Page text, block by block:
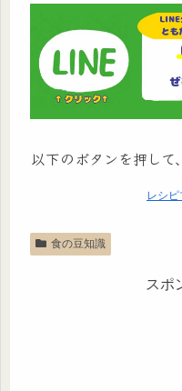
以下のボタンを押して
レシピ
食の豆知識
スポ